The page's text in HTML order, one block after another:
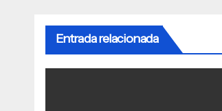
Entrada relacionada